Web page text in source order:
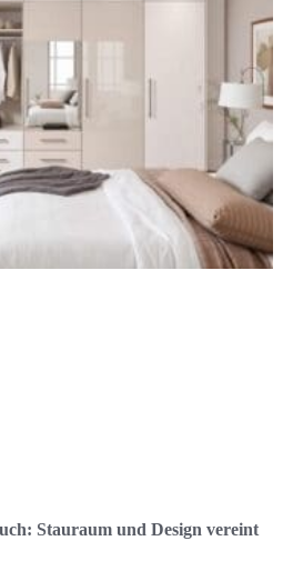
Stauraum und Design vereint